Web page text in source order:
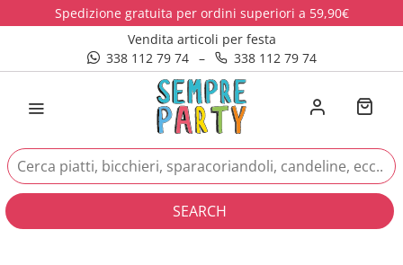
Spedizione gratuita per ordini superiori a 59,90€
Vendita articoli per festa
338 112 79 74
– 338 112 79 74
SEARCH